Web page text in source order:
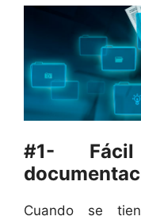
#1-
Cuando se